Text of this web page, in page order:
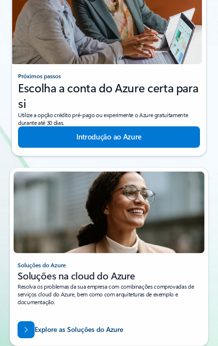
Próximos passos
Escolha a conta do Azure certa para
si
Utilize a opção crédito pré-pago ou experimente o Azure gratuitamente
durante até 30 dias.
Introdução ao Azure
Soluções do Azure
Soluções na cloud do Azure
Resolva os problemas da sua empresa com combinações comprovadas de
serviços cloud do Azure, bem como com arquiteturas de exemplo e
documentação.
Explore as Soluções do Azure